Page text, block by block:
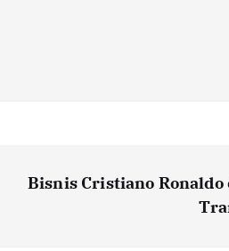
Bisnis Cristiano